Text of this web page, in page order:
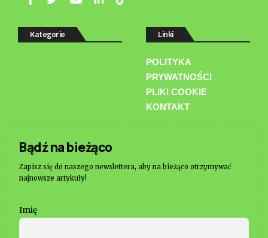
Kategorie Linki
POLITYKA
PRYWATNOŚCI
PLIKI COOKIE
KONTAKT
Bądź na bieżąco
Zapisz się do naszego newslettera, aby na bieżąco otrzymywać
najnowsze artykuły!
Imię